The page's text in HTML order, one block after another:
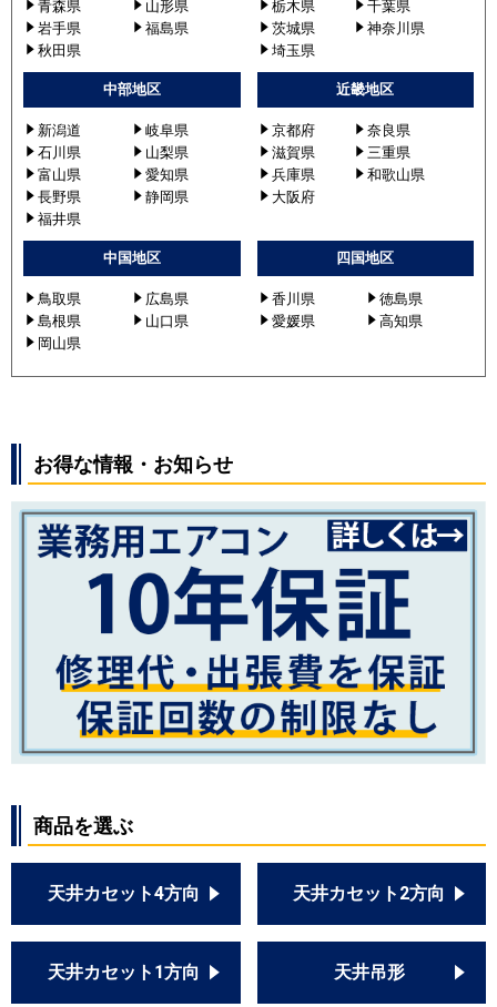
青森県
山形県
岩手県
福島県
秋田県
栃木県
千葉県
茨城県
神奈川県
埼玉県
中部地区
新潟道
岐阜県
石川県
山梨県
富山県
愛知県
長野県
静岡県
福井県
近畿地区
京都府
奈良県
滋賀県
三重県
兵庫県
和歌山県
大阪府
中国地区
鳥取県
広島県
島根県
山口県
岡山県
四国地区
香川県
徳島県
愛媛県
高知県
お得な情報・お知らせ
商品を選ぶ
天井カセット4方向 天井カセット2方向
天井カセット1方向 天井吊形